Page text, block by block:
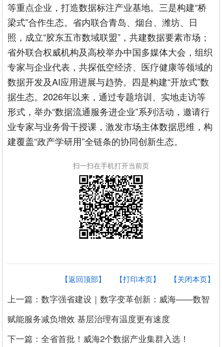
等重点企业，打造数据标注产业基地。三是构建“桥
梁式”合作生态。省内联合青岛、烟台、潍坊、日
照，成立“胶东五市数域联盟”，共建数据要素市场；
省外联合权威机构及高校举办中国多媒体大会，组织
专家与企业代表，共探低空经济、医疗健康等领域的
数据开发及AI应用进展与趋势。四是构建“开放式”数
据生态。2026年以来，通过专题培训、实地走访等
形式，举办“数据流通服务进企业”系列活动，邀请行
业专家与业务骨干授课，激发市场主体数据思维，构
建覆盖“政产学研用”全链条的协同创新生态。
扫一扫在手机打开当前页
【关闭本页】
【打印本页】
【返回顶部】
上一篇：数字强省建设｜数字变革创新：威海——数智
赋能服务减负增效 基层治理有温度更有速度
下一篇：全省首批！威海2个数据产业集群入选！